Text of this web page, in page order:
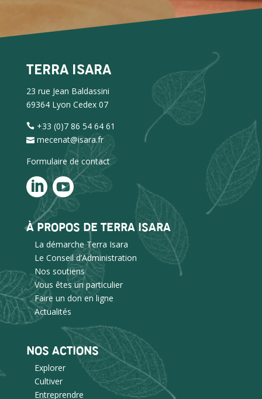
TERRA ISARA
23 rue Jean Baldassini
69364 Lyon Cedex 07
+33 (0)7 86 54 64 61
mecenat@isara.fr
Formulaire de contact
À PROPOS DE TERRA ISARA
La démarche Terra Isara
Le Conseil d’Administration
Nos soutiens
Vous êtes un particulier
Faire un don en ligne
Actualités
NOS ACTIONS
Explorer
Cultiver
Entreprendre